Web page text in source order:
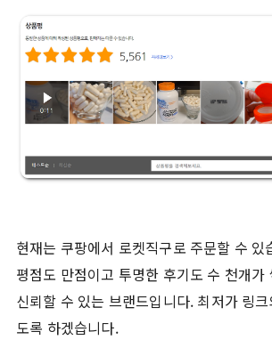
현재는 쿠팡에서 로켓직구로 주문할 수 있
평점도 만점이고 투명한 후기도 수 천개가
신뢰할 수 있는 브랜드입니다. 최저가 링
도록 하겠습니다.